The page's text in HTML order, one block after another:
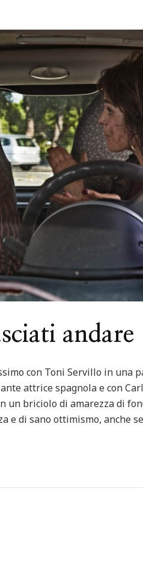
andare
con Toni Servillo in una
attrice spagnola e con
un briciolo di amarezza di
e di sano ottimismo, anche
Featured Italia Viaggiare
del Conero in barca